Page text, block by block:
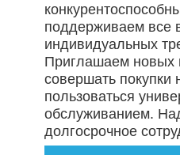
поддерживаем все
индивидуальных
Приглашаем новых
совершать покупки
пользоваться
обслуживанием.
долгосрочное